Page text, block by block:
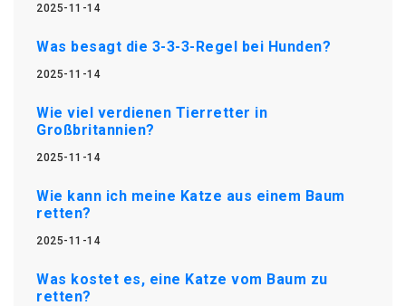
2025-11-14
Was besagt die 3-3-3-Regel bei Hunden?
2025-11-14
Wie viel verdienen Tierretter in
Großbritannien?
2025-11-14
Wie kann ich meine Katze aus einem Baum
retten?
2025-11-14
Was kostet es, eine Katze vom Baum zu
retten?